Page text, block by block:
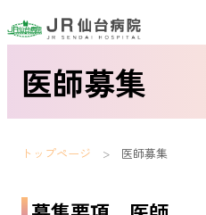
医師募集
トップページ 医師募集